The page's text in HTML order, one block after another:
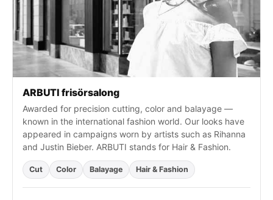
ARBUTI frisörsalong
Awarded for precision cutting, color and balayage —
known in the international fashion world. Our looks have
appeared in campaigns worn by artists such as Rihanna
and Justin Bieber. ARBUTI stands for Hair & Fashion.
Cut Color Balayage Hair & Fashion